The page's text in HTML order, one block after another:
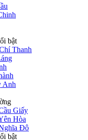
bật
Thanh
Anh
Giấy
Hòa
Đô
bật